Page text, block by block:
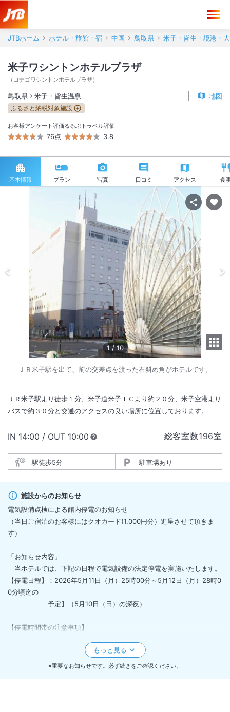
JTBホーム ホテル・旅館・宿 中国 鳥取県 米子・皆生・境港・
米子ワシントンホテルプラザ
（ ヨナゴワシントンホテルプラザ）
鳥取県 米子・皆生温泉 地図
ふるさと納税対象施設
お客様アンケート評価
76点
るるぶトラベル評価
3.8
基本情報 プラン 写真 口コミ アクセス 食
1 /10
ＪＲ米子駅を出て、前の交差点を渡った右斜め角がホテルです。
ＪＲ米子駅より徒歩１分、米子道米子ＩＣより約２０分、米子空港より
バスで約３０分と交通のアクセスの良い場所に位置しております。
総客室数196室
IN チェックイン
14:00 / OUT チェックアウト
10:00
駅徒歩5分 駐車場あり
施設からのお知らせ
電気設備点検による館内停電のお知らせ
（当日ご宿泊のお客様にはクオカード(1,000円分）進呈させて頂きま
す）
「お知らせ内容」
当ホテルでは、下記の日程で電気設備の法定停電を実施いたします。
【停電日程】：2026年5月11日（月）25時00分～5月12日（月）28時0
0分頃迄の
予定】（5月10日（日）の深夜）
【停電時間帯の注意事項】
電源を遮断し、夜間一時的に全館停電状態となります。停電の間、エ
利用でき
※重要なお知らせです。必ず続きをご確認ください。